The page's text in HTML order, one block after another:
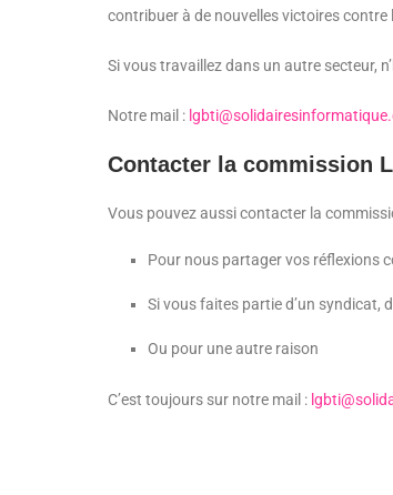
contribuer à de nouvelles victoires
Si vous travaillez dans un autre secteur,
Notre mail :
Contacter la commission
Vous pouvez aussi contacter la
Pour nous partager vos réflexions
Si vous faites partie d’un syndicat,
Ou pour une autre raison
C’est toujours sur notre mail :